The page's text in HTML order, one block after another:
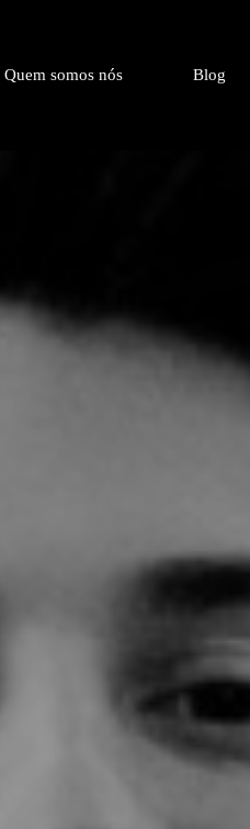
Quem somos nós Blog